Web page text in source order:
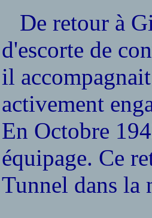
De retour à
d'escorte de
il
activement
En Octobre
équipage. Ce
Tunnel dans la